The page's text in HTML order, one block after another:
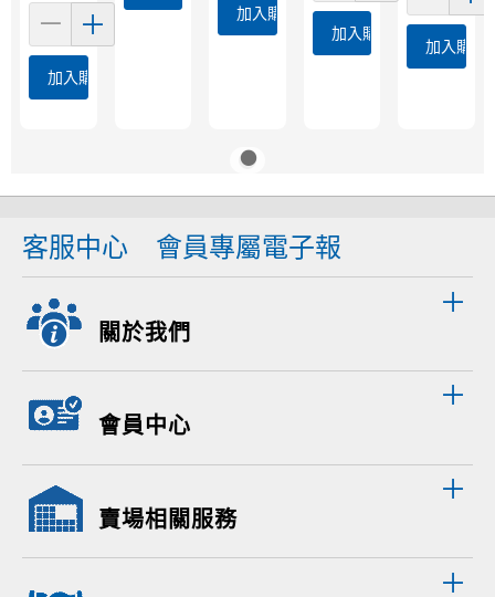
加入購物車
加入購物車
加入購物車
加入購物
客服中心 會員專屬電子報
關於我們
會員中心
賣場相關服務